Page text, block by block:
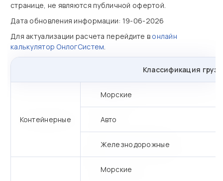
странице, не являются публичной офертой.
Дата обновления информации: 19-06-2026
Для актуализации расчета перейдите в онлайн
калькулятор ОнлогСистем.
Классификация
Контейнерные
Морские
Авто
Железнодорожные
Морские